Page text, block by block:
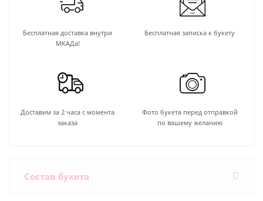
Бесплатная доставка внутри
МКАДа!
Бесплатная записка к букету
Доставим за 2 часа с момента
заказа
Фото букета перед отправкой
по вашему желанию
Состав букета